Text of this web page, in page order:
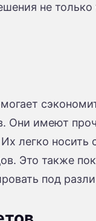
не
имеют
легко
Это также
под